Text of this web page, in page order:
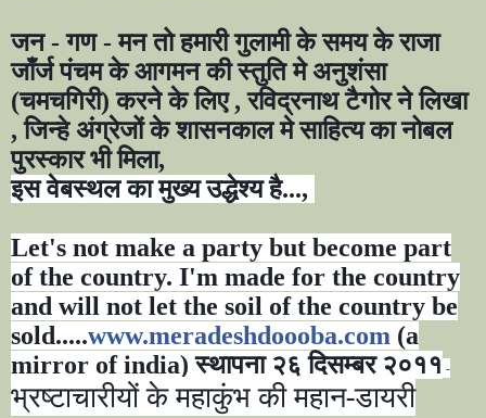
जन - गण - मन तो हमारी गुलामी के समय के राजा
जाँर्ज पंचम के आगमन की स्तुति मे अनुशंसा
(चमचगिरी) करने के लिए,रविद्रनाथ टैगोर ने लिखा
,जिन्हे अंग्रेजों के शासनकाल मे साहित्य का नोबल
पुरस्कार भी मिला,
इस वेबस्थल का मुख्य उद्धेश्य है...,
Let's not make a party but become part
of the country. I'm made for the country
and will not let the soil of the country be
sold.....www.meradeshdoooba.com (a
mirror of india)स्थापना २६ दिसम्बर २०११ -
भ्रष्टाचारीयों के महाकुंभ की महान-डायरी